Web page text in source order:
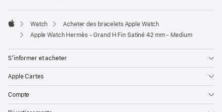
Apple
Watch
Acheter des bracelets Apple Watch
Apple Watch Hermès - Grand H Fin Satiné 42 mm - Medium
S’informer et acheter
Apple Cartes
Compte